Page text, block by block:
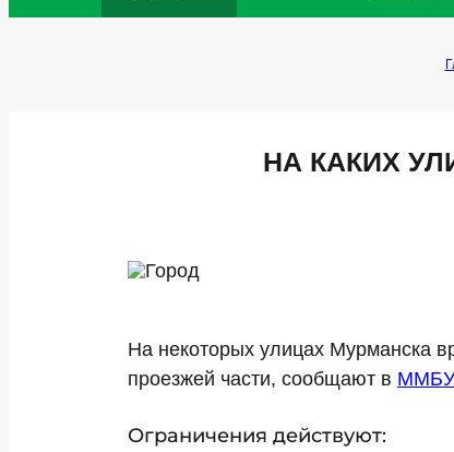
НА КАКИХ
На некоторых улицах Мурманска
проезжей части, сообщают в
Ограничения действуют: